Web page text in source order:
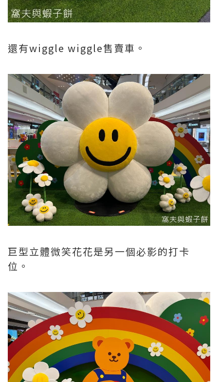
還有wiggle wiggle售賣車。
巨型立體微笑花花是另一個必影的打卡
位。